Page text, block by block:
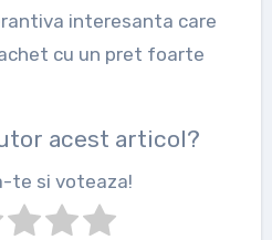
interesanta care
cu un pret foarte
acest articol?
te si voteaza!